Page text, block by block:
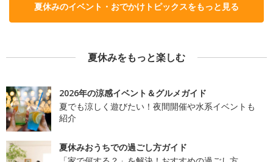
夏休みのイベント・おでかけトピックスをもっと見る
夏休みをもっと楽しむ
2026年の涼感イベント＆グルメガイド
夏でも涼しく遊びたい！夜間開催や水系イベントも
紹介
夏休みおうちでの過ごし方ガイド